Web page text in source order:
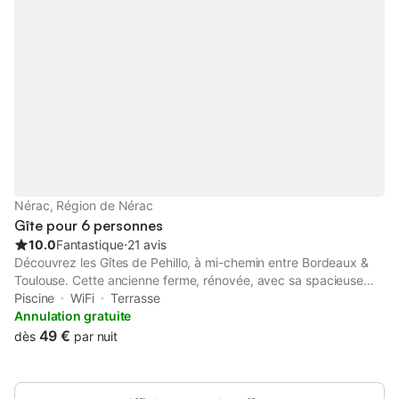
Nérac, Région de Nérac
Gîte pour 6 personnes
10.0Fantastique⋅21 avis
Découvrez les Gîtes de Pehillo, à mi-chemin entre Bordeaux &
Toulouse. Cette ancienne ferme, rénovée, avec sa spacieuse
piscine plein Sud sans vis-à-vis, est idéalement située au milieu
de 17 hectares arborés, à 5 min de Nérac (ville où règne la
convivialité, jouxtant les Landes et le Gers). 3 gîtes
gîte du Pigeonnier ou le gîte de La Source. Tout confort (classés
Piscine WiFi
Terrasse
Annulation gratuite
dès 49 € par nuit